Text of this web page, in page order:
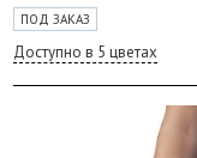
ПОД ЗАКАЗ
Доступно в 5 цветах